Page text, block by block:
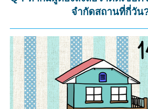
จำกัดสถานที่กี่วัน